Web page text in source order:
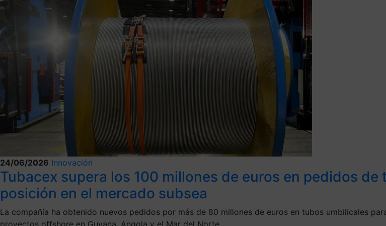
24/06/2026 Innovación
Tubacex supera los 100 millones de euros en pedidos
posición en el mercado subsea
La compañía ha obtenido nuevos pedidos por más de 80 millones de euros en tubos umbilicales
proyectos offshore en Guyana, Angola y el Mar del Norte.